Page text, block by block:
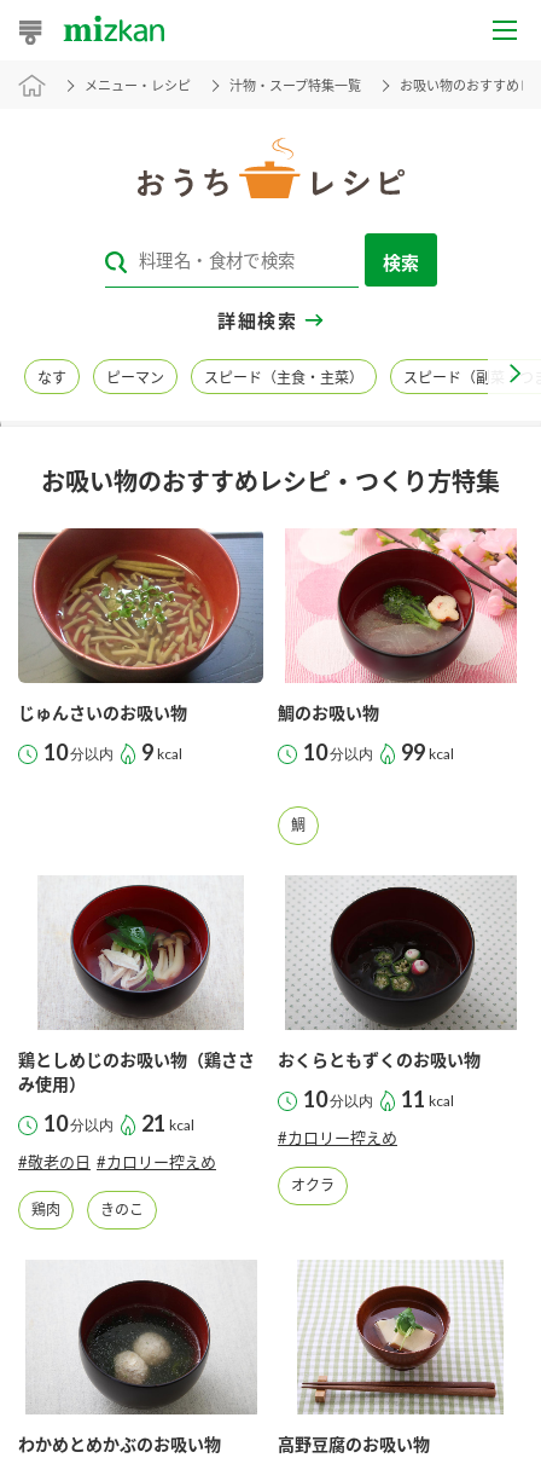
おうちレシピ
レシピカテゴリ一覧
レシピ名特集
商品情報
商品カテゴリ
酢 調味酢
つゆ たれ
スープ 中華
クイック調味料 レモン果汁
ふりかけ
炊き込みご飯の素 米飯用調味液
納豆 Fibee
新商品一覧
キャンペーン情報
ブランド・スペシャルサイト
くらしプラ酢
カンタン酢
お酢ドリンク
味ぽん
ぽん酢
かおりの蔵
つゆ
鍋なび
PIN印
三ツ判山吹
千夜
スペシャルサイト
国内事業概要
ミツカングループについて
企業理念
ミツカンの歴史
ミツカンを知る
水の文化センター（アーカイブ）
ZENB initiative
MIM（ミツカンミュージアム）
採用情報
ニュースリリース
お客様の声をいかしました
販売終了製品のご案内
メニュー・レシピ 汁物・スープ特集一覧 お吸い物のおすすめレ
検索
詳細検索
なす ピーマン スピード（主食・主菜） スピード（副菜・つ
お吸い物のおすすめレシピ・つくり方特集
じゅんさいのお吸い物
10分以内 9 kcal
鯛のお吸い物
10分以内 99 kcal
鯛
鶏としめじのお吸い物（鶏ささ
み使用）
10分以内 21 kcal
#敬老の日 #カロリー控えめ
鶏肉 きのこ
おくらともずくのお吸い物
10分以内 11 kcal
#カロリー控えめ
オクラ
わかめとめかぶのお吸い物 高野豆腐のお吸い物